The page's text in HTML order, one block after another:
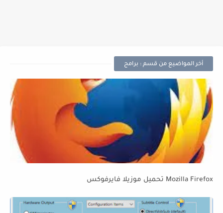
أخر المواضيع من قسم : برامج
Mozilla Firefox تحميل موزيلا فايرفوكس